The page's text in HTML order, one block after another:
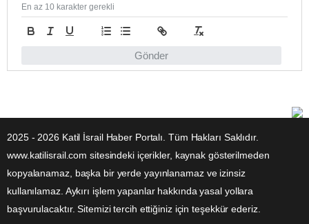
Gönder
En az 10 karakter gerekli
2025 - 2026 Katil İsrail Haber Portalı. Tüm Hakları Saklıdır.
www.katilisrail.com sitesindeki içerikler, kaynak gösterilmeden
kopyalanamaz, başka bir yerde yayınlanamaz ve izinsiz
kullanılamaz. Aykırı işlem yapanlar hakkında yasal yollara
başvurulacaktır. Sitemizi tercih ettiğiniz için teşekkür ederiz.